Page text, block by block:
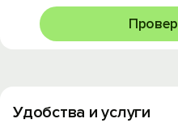
Удобства и услуги